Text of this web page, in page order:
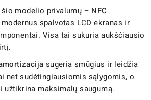
modelio privalumų – NFC
modernus spalvotas LCD ekranas ir
Visa tai sukuria aukščiausio
sugeria smūgius ir leidžia
net sudėtingiausiomis sąlygomis, o
užtikrina maksimalų saugumą.